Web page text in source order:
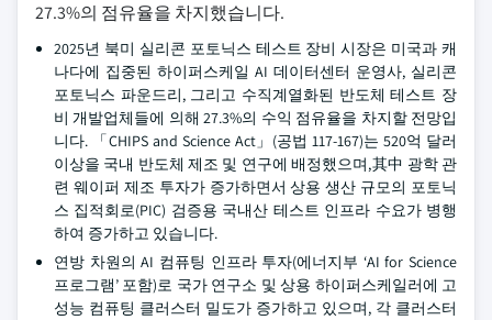
27.3%의 점유율을 차지했습니다.
2025년 북미 실리콘 포토닉스 테스트 장비 시장은 미국과 캐
나다에 집중된 하이퍼스케일 AI 데이터센터 운영사, 실리콘
포토닉스 파운드리, 그리고 수직계열화된 반도체 테스트 장
비 개발업체들에 의해 27.3%의 수익 점유율을 차지할 전망입
니다. 「CHIPS and Science Act」(공법 117-167)는 520억 달러
이상을 국내 반도체 제조 및 연구에 배정했으며,其中 광학 관
련 웨이퍼 제조 투자가 증가하면서 상용 생산 규모의 포토닉
스 집적회로(PIC) 검증용 국내산 테스트 인프라 수요가 병행
하여 증가하고 있습니다.
연방 차원의 AI 컴퓨팅 인프라 투자(에너지부 ‘AI for Science
프로그램’ 포함)로 국가 연구소 및 상용 하이퍼스케일러에 고
성능 컴퓨팅 클러스터 밀도가 증가하고 있으며, 각 클러스터